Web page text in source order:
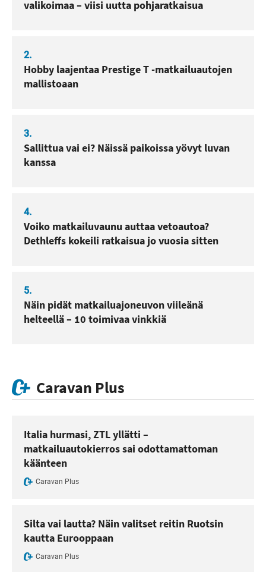
valikoimaa – viisi uutta pohjaratkaisua
2.
Hobby laajentaa Prestige T -matkailuautojen
mallistoaan
3.
Sallittua vai ei? Näissä paikoissa yövyt luvan
kanssa
4.
Voiko matkailuvaunu auttaa vetoautoa?
Dethleffs kokeili ratkaisua jo vuosia sitten
5.
Näin pidät matkailuajoneuvon viileänä
helteellä – 10 toimivaa vinkkiä
Caravan Plus
Italia hurmasi, ZTL yllätti –
matkailuautokierros sai odottamattoman
käänteen
Caravan Plus
Silta vai lautta? Näin valitset reitin Ruotsin
kautta Eurooppaan
Caravan Plus